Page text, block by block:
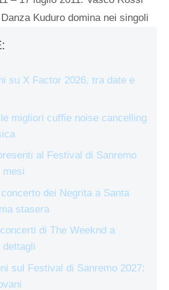
Kuduro domina nei singoli
su X Factor 2026, tra date e
migliori cuffie noise cancelling
al Festival di Sanremo
mesi
dei Negrita a Santa
stasera
di The Weeknd a
dettagli
sul Festival di Sanremo 2027: